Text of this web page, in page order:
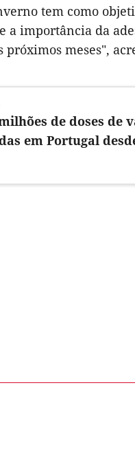
tem como
a importância da
meses",
de doses de
em Portugal